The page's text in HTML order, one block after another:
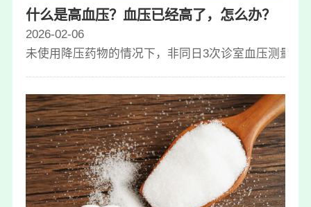
什么是高血压？血压已经高了，怎么办？
2026-02-06
未使用降压药物的情况下，非同日3次诊室血压测量: